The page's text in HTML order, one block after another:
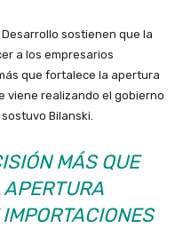
sostienen que la
a los empresarios
que fortalece la apertura
viene realizando el gobierno
Bilanski.
MÁS QUE